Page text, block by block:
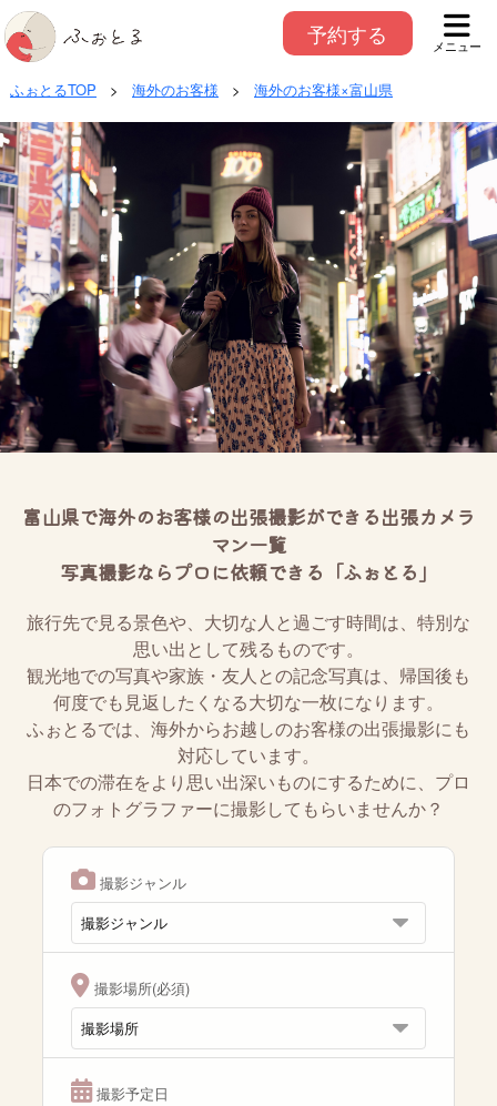
予約する メニュー
ふぉとるTOP > 海外のお客様 > 海外のお客様×富山県
富山県で海外のお客様の出張撮影ができる出張カメラ
マン一覧
写真撮影ならプロに依頼できる「ふぉとる」
旅行先で見る景色や、大切な人と過ごす時間は、特別な
思い出として残るものです。
観光地での写真や家族・友人との記念写真は、帰国後も
何度でも見返したくなる大切な一枚になります。
ふぉとるでは、海外からお越しのお客様の出張撮影にも
対応しています。
日本での滞在をより思い出深いものにするために、プロ
のフォトグラファーに撮影してもらいませんか？
撮影ジャンル
撮影場所(必須)
撮影予定日